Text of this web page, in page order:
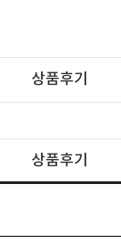
상품후기
상품후기